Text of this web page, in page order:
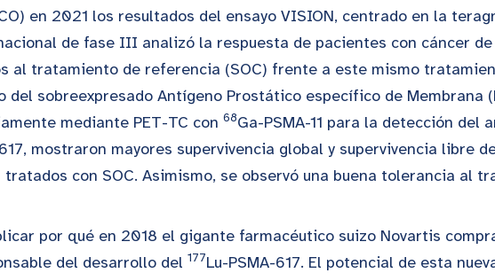
en 2021 los resultados del ensayo VISION, centrado en la
de fase III analizó la respuesta de pacientes con cáncer
al tratamiento de referencia (SOC) frente a este mismo
del sobreexpresado Antígeno Prostático específico de Membrana
mediante PET-TC con 68Ga-PSMA-11 para la detección del
mostraron mayores supervivencia global y supervivencia libre
con SOC. Asimismo, se observó una buena tolerancia al
por qué en 2018 el gigante farmacéutico suizo Novartis
del desarrollo del 177Lu-PSMA-617. El potencial de esta